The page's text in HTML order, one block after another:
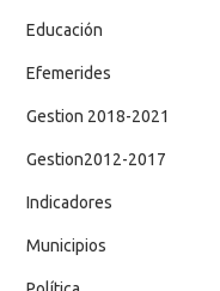
Educación
Efemerides
Gestion 2018-2021
Gestion2012-2017
Indicadores
Municipios